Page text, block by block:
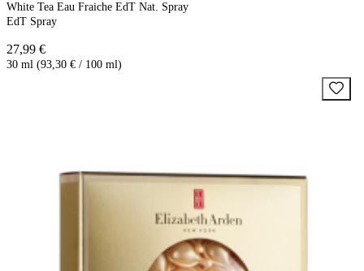
White Tea Eau Fraiche EdT Nat. Spray
EdT Spray
27,99 €
30 ml (93,30 € / 100 ml)